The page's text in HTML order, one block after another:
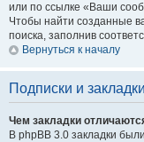
или по ссылке «Ваши
Чтобы найти созданные
поиска, заполнив
Вернуться к началу
Подписки и закладки
Чем закладки
В phpBB 3.0 закладки